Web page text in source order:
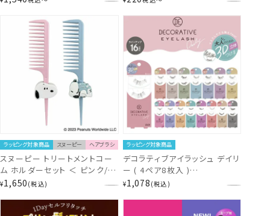
SHOBIDO shobido
ラッピング対象商品 スヌーピー ヘアブラシ
スヌーピー トリートメントコー
ム ホルダーセット ＜ ピンク/ブ
ルー ＞ PEANUTS 粧美堂
¥1,650 税込
ラッピング対象商品
デコラティブアイラッシュ デイリ
ー ( 4ペア8枚入 )
Decorative Eyelash つけま
¥1,078 税込